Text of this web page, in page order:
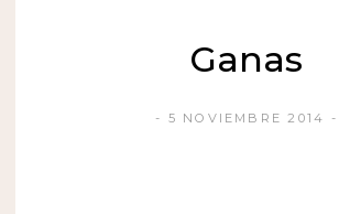
Ganas
5 NOVIEMBRE 2014